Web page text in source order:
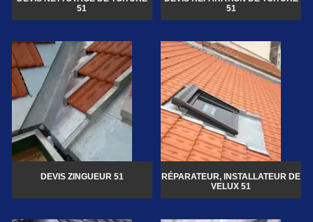
51
51
DEVIS ZINGUEUR 51
RÉPARATEUR, INSTALLATEUR DE
VELUX 51